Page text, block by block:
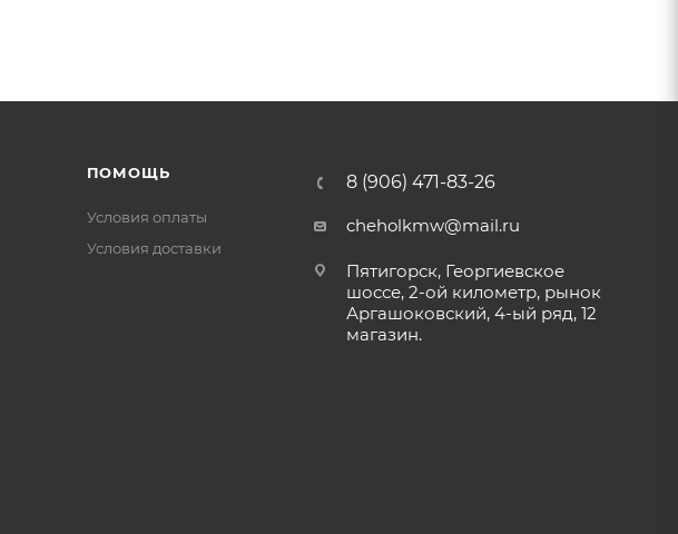
ПОМОЩЬ
Условия оплаты
Условия доставки
8 (906) 471-83-26
cheholkmw@mail.ru
Пятигорск, Георгиевское
шоссе, 2-ой километр, рынок
Аргашоковский, 4-ый ряд, 12
магазин.